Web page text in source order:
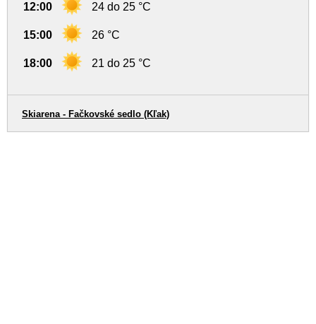
12:00 24 do 25 °C
15:00 26 °C
18:00 21 do 25 °C
Skiarena - Fačkovské sedlo (Kľak)